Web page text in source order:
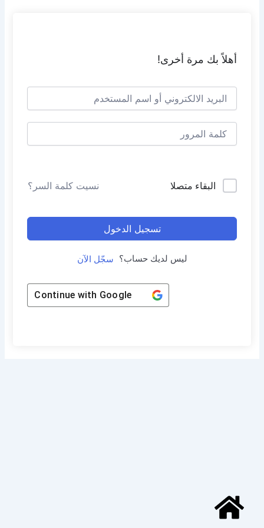
أهلاً بك مرة أخرى!
البقاء متصلا نسيت كلمة السر؟
تسجيل الدخول
ليس لديك حساب؟ سجّل الآن
Continue with Google